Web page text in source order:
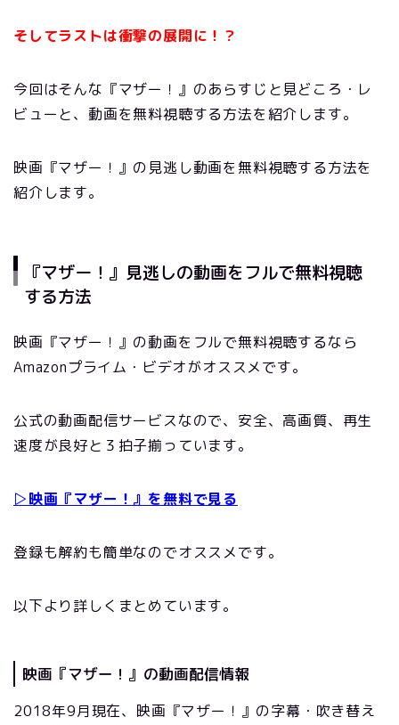
そしてラストは衝撃の展開に！？
今回はそんな『マザー！』のあらすじと見どころ・レ
ビューと、動画を無料視聴する方法を紹介します。
映画『マザー！』の見逃し動画を無料視聴する方法を
紹介します。
『マザー！』見逃しの動画をフルで無料視聴
する方法
映画『マザー！』の動画をフルで無料視聴するなら
Amazonプライム・ビデオがオススメです。
公式の動画配信サービスなので、安全、高画質、再生
速度が良好と３拍子揃っています。
▷映画『マザー！』を無料で見る
登録も解約も簡単なのでオススメです。
以下より詳しくまとめています。
映画『マザー！』の動画配信情報
2018年9月現在、映画『マザー！』の字幕・吹き替え